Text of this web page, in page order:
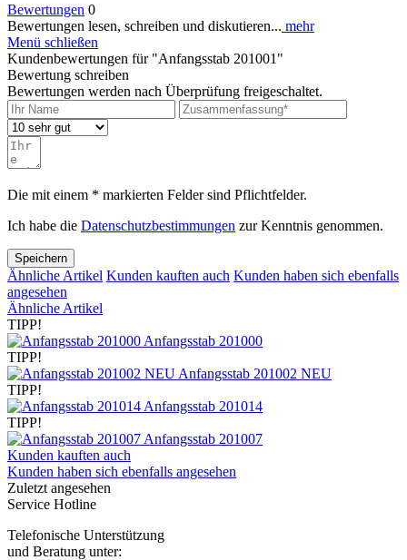
Bewertungen 0
Bewertungen lesen, schreiben und diskutieren... mehr
Menü schließen
Kundenbewertungen für "Anfangsstab 201001"
Bewertung schreiben
Bewertungen werden nach Überprüfung freigeschaltet.
Die mit einem * markierten Felder sind Pflichtfelder.
Ich habe die Datenschutzbestimmungen zur Kenntnis genommen.
Speichern
Ähnliche Artikel Kunden kauften auch Kunden haben sich ebenfalls
angesehen
Ähnliche Artikel
TIPP!
Anfangsstab 201000
TIPP!
Anfangsstab 201002 NEU
TIPP!
Anfangsstab 201014
TIPP!
Anfangsstab 201007
Kunden kauften auch
Kunden haben sich ebenfalls angesehen
Zuletzt angesehen
Service Hotline
Telefonische Unterstützung
und Beratung unter: